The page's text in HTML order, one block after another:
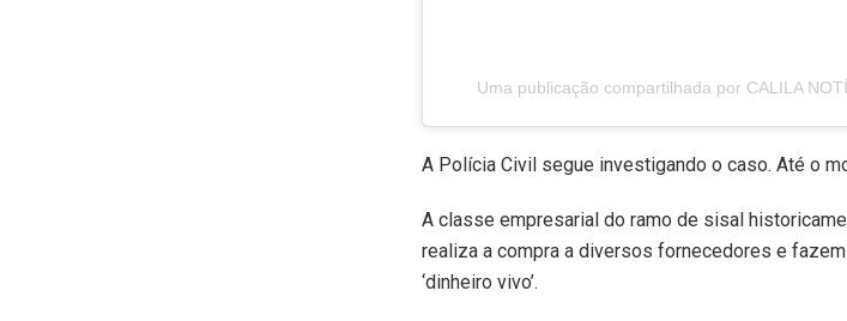
Uma publicação compartilhada por CALILA
A Polícia Civil segue investigando o caso. Até o
A classe empresarial do ramo de sisal
realiza a compra a diversos fornecedores e
‘dinheiro vivo’.